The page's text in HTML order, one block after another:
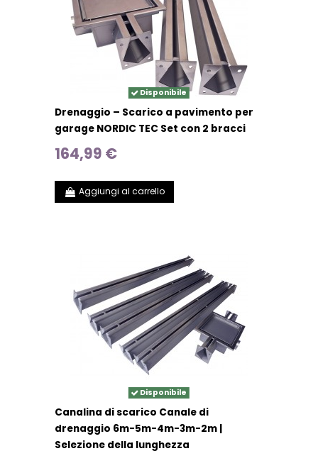
Disponibile
Drenaggio – Scarico a pavimento per
garage NORDIC TEC Set con 2 bracci
164,99 €
Aggiungi al carrello
Disponibile
Canalina di scarico Canale di
drenaggio 6m-5m-4m-3m-2m |
Selezione della lunghezza